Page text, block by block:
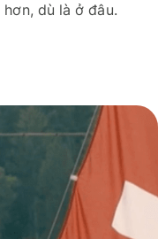
dù là ở đâu.